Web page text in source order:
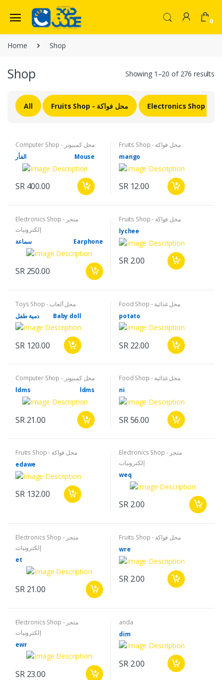
Shop
Menu
Contact Us
0
Home Shop
Shop Showing 1–20 of 276 results
All Fruits Shop - محل فواكة
Computer Shop - محل كمبيوتر
الفأر
Mouse
SR 400.00
Fruits Shop - محل فواكة
mango
SR 12.00
Electronics Shop - متجر
إلكترونيات
سماعة
Earphone
SR 250.00
Fruits Shop - محل فواكة
lychee
SR 2.00
Toys Shop - محل ألعاب
دمية طفل
Baby doll
SR 120.00
Food Shop - محل غذائية
potato
SR 22.00
Computer Shop - محل كمبيوتر
ldms
ldms
SR 21.00
Food Shop - محل غذائية
ni
SR 56.00
Fruits Shop - محل فواكة
edawe
SR 132.00
Electronics Shop - متجر
إلكترونيات
weq
SR 2.00
Electronics Shop - متجر
إلكترونيات
et
SR 21.00
Fruits Shop - محل فواكة
wre
SR 2.00
Electronics Shop - متجر
إلكترونيات
ewr
SR 23.00
anda
dim
SR 2.00
Welcome Back!
Password
Do not have an account? Signup
OR
Facebook